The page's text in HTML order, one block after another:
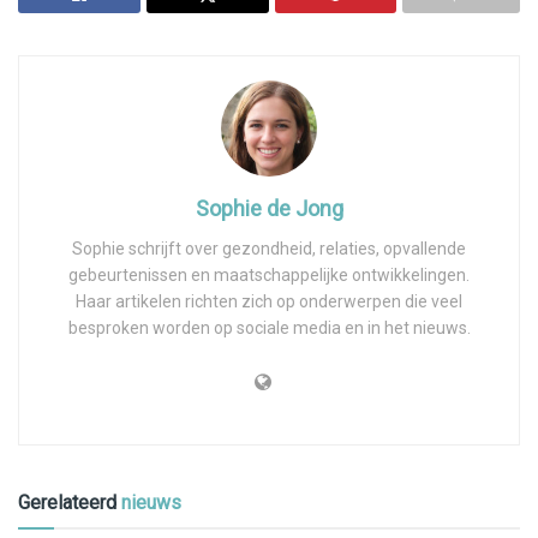
V
i
d
e
o
Sophie de Jong
Sophie schrijft over gezondheid, relaties, opvallende
gebeurtenissen en maatschappelijke ontwikkelingen.
Haar artikelen richten zich op onderwerpen die veel
besproken worden op sociale media en in het nieuws.
Gerelateerd nieuws